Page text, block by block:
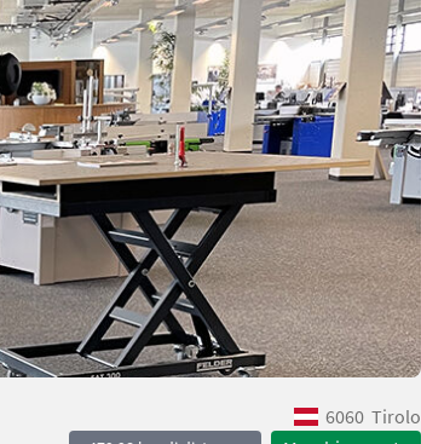
6060 Tirolo